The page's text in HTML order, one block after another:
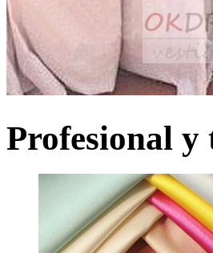
Profesional